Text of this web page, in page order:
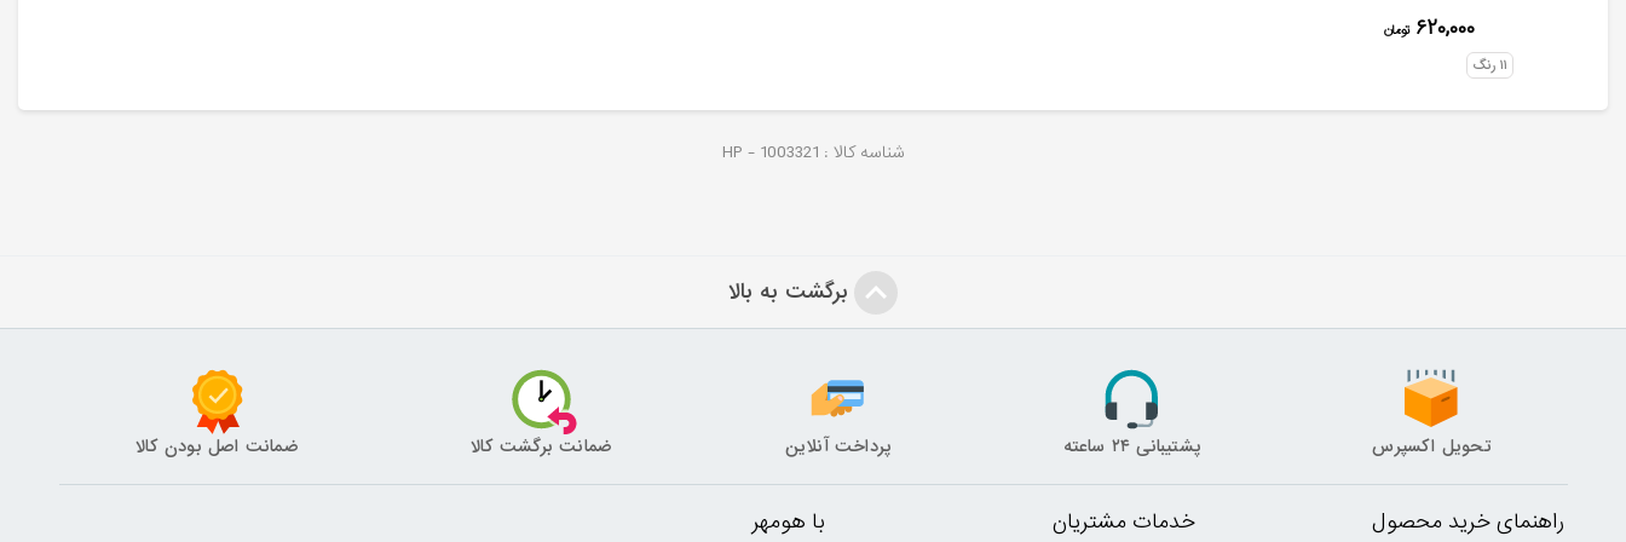
۶۲۰,۰۰۰ تومان
۱۱ رنگ
شناسه کالا : HP - 1003321
برگشت به بالا
تحویل اکسپرس پشتیبانی ۲۴ ساعته پرداخت آنلاین ضمانت برگشت کالا ضمانت اصل بودن کالا
راهنمای خرید محصول خدمات مشتریان با هومهر